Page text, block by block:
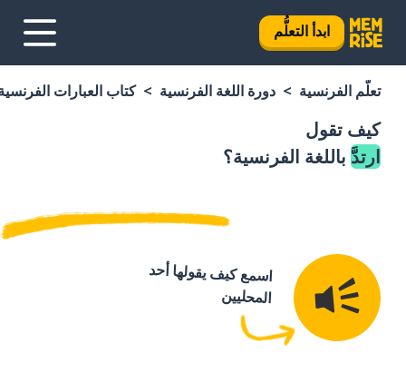
ابدأ التعلُّم
تعلَّم الفرنسية دورة اللغة الفرنسية كتاب العبارات
كيف تقول
ارتدَّ باللغة الفرنسية؟
اسمع كيف يقولها أحد
المحليين